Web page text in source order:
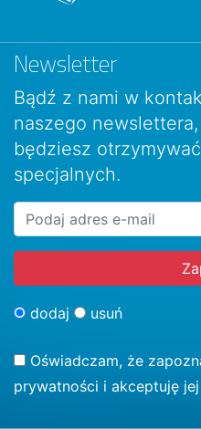
Newsletter
Bądź z nami w
naszego
będziesz
specjalnych.
dodaj usuń
Oświadczam, że
prywatności i akceptuję